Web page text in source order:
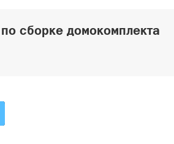
сборке домокомплекта